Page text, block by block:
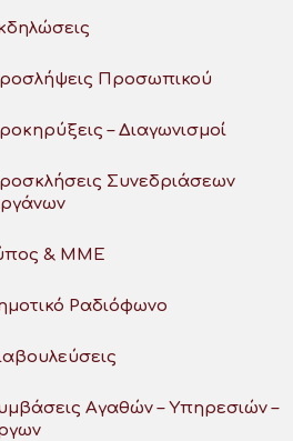
Προσωπικού
– Διαγωνισμοί
Συνεδριάσεων
& ΜΜΕ
Ραδιόφωνο
Αγαθών – Υπηρεσιών –